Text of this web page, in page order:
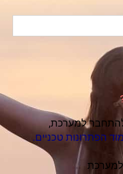
הפתרונות טכניים.